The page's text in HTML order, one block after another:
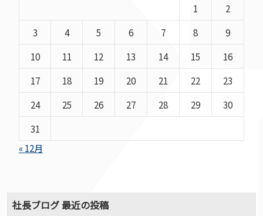
1
2
3
4 5 6 7 8
9
10
11 12 13 14 15
16
17
18 19 20 21 22
23
24
25 26 27 28 29
30
31
« 12月
社長ブログ 最近の投稿